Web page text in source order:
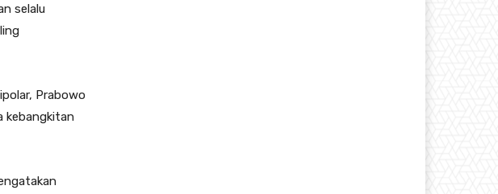
selalu
Prabowo
kebangkitan